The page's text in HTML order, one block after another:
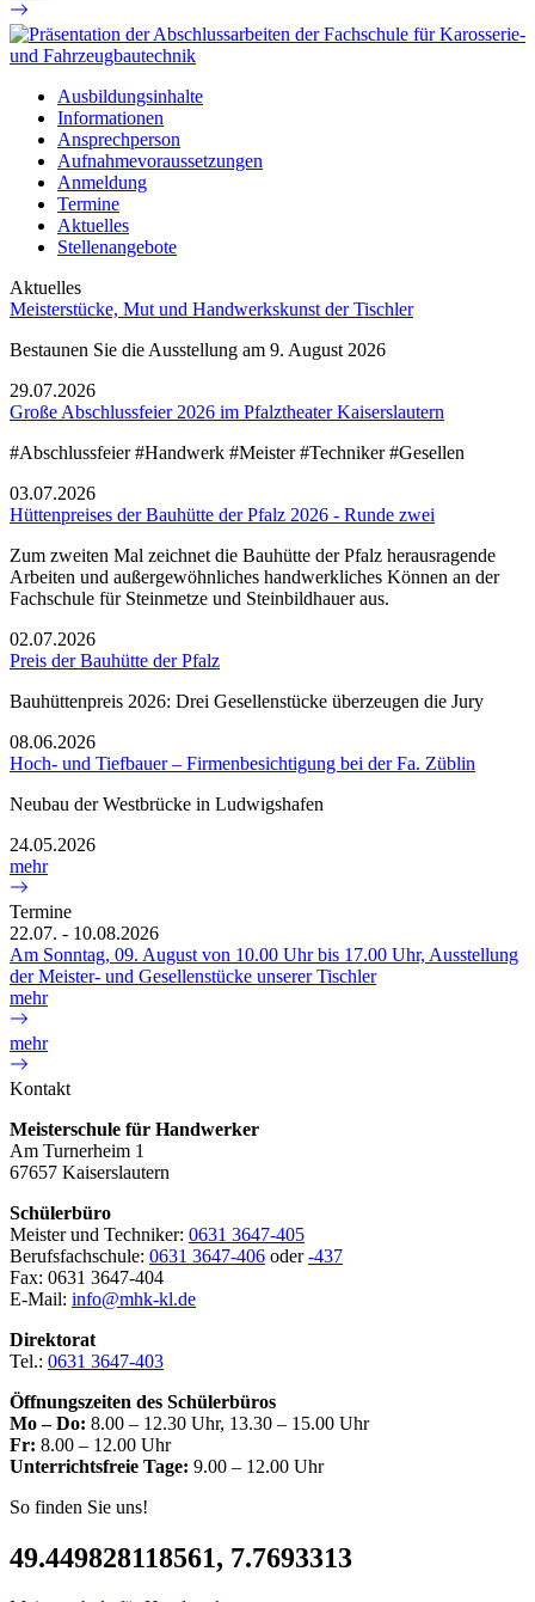
Ausbildungsinhalte
Informationen
Ansprechperson
Aufnahmevoraussetzungen
Anmeldung
Termine
Aktuelles
Stellenangebote
Aktuelles
Meisterstücke, Mut und Handwerkskunst der Tischler
Bestaunen Sie die Ausstellung am 9. August 2026
29.07.2026
Große Abschlussfeier 2026 im Pfalztheater Kaiserslautern
#Abschlussfeier #Handwerk #Meister #Techniker #Gesellen
03.07.2026
Hüttenpreises der Bauhütte der Pfalz 2026 - Runde zwei
Zum zweiten Mal zeichnet die Bauhütte der Pfalz herausragende
Arbeiten und außergewöhnliches handwerkliches Können an der
Fachschule für Steinmetze und Steinbildhauer aus.
02.07.2026
Preis der Bauhütte der Pfalz
Bauhüttenpreis 2026: Drei Gesellenstücke überzeugen die Jury
08.06.2026
Hoch- und Tiefbauer – Firmenbesichtigung bei der Fa. Züblin
Neubau der Westbrücke in Ludwigshafen
24.05.2026
mehr
Termine
22.07. - 10.08.2026
Am Sonntag, 09. August von 10.00 Uhr bis 17.00 Uhr, Ausstellung
der Meister- und Gesellenstücke unserer Tischler
mehr
mehr
Kontakt
Meisterschule für Handwerker
Am Turnerheim 1
67657 Kaiserslautern
Schülerbüro
Meister und Techniker: 0631 3647-405
Berufsfachschule: 0631 3647-406 oder-437
Fax: 0631 3647-404
E-Mail: info@mhk-kl.de
Direktorat
Tel.: 0631 3647-403
Öffnungszeiten des Schülerbüros
Mo – Do: 8.00 – 12.30 Uhr, 13.30 – 15.00 Uhr
Fr: 8.00 – 12.00 Uhr
Unterrichtsfreie Tage: 9.00 – 12.00 Uhr
So finden Sie uns!
49.449828118561, 7.7693313